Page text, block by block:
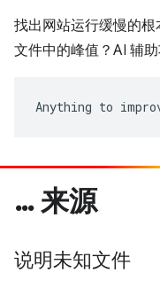
找出网站运行缓慢的
文件中的峰值？AI 辅
Anything to
… 来源
说明未知文件